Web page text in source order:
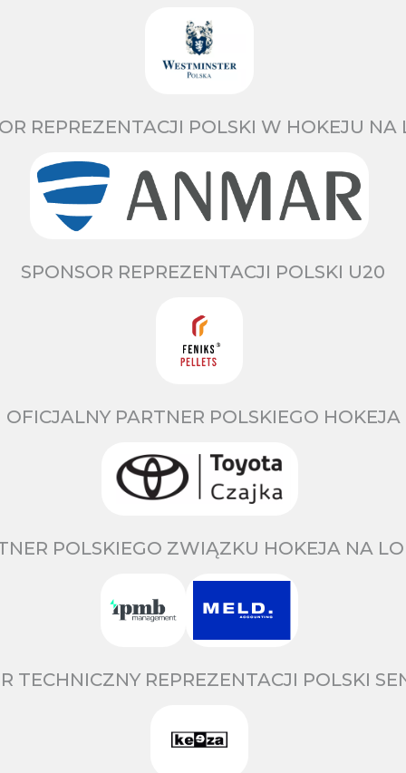
REPREZENTACJI POLSKI W HOKEJU NA
SPONSOR REPREZENTACJI POLSKI U20
OFICJALNY PARTNER POLSKIEGO HOKEJA
POLSKIEGO ZWIĄZKU HOKEJA NA
TECHNICZNY REPREZENTACJI POLSKI